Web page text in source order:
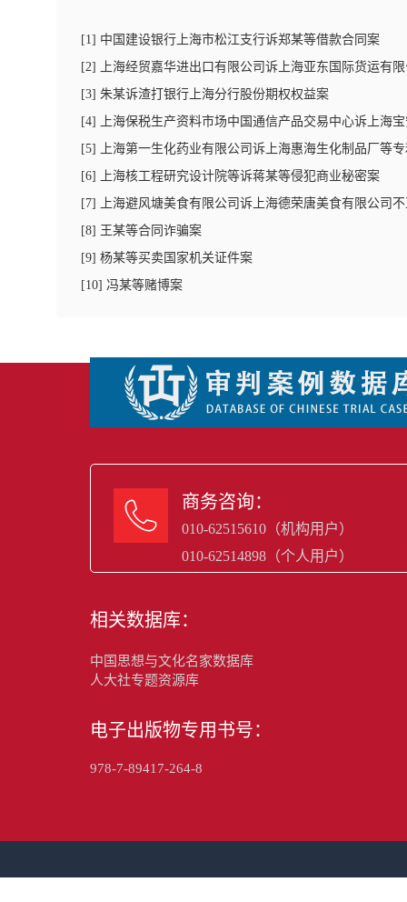
[1] 中国建设银行上海市松江支行诉郑某等借款合同案
[2]
上海经贸嘉华进出口有限公司诉上海亚东国际货运有
[3] 朱某诉渣打银行上海分行股份期权权益案
[4]
上海保税生产资料市场中国通信产品交易中心诉上海
[5]
上海第一生化药业有限公司诉上海惠海生化制品厂等
[6]
上海核工程研究设计院等诉蒋某等侵犯商业秘密案
[7]
上海避风塘美食有限公司诉上海德荣唐美食有限公司
[8] 王某等合同诈骗案
[9] 杨某等买卖国家机关证件案
[10] 冯某等赌博案
 商务咨询：
010-62515610（机构用户）
010-62514898（个人用户）
相关数据库：
中国思想与文化名家数据库
人大社专题资源库
电子出版物专用书号：
978-7-89417-264-8